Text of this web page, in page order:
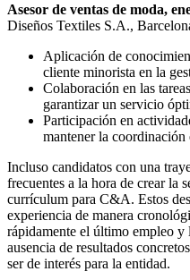
Asesor de ventas de moda,
Diseños Textiles S.A.,
Aplicación de
cliente minorista en la
Colaboración en las
garantizar un servicio
Participación en
mantener la coordinación
Incluso candidatos con una
frecuentes a la hora de crear la
currículum para C&A. Estos
experiencia de manera
rápidamente el último empleo y
ausencia de resultados
ser de interés para la entidad.